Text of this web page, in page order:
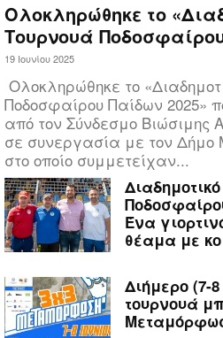
Ολοκληρώθηκε το
Τουρνουά
19 Ιουνίου 2025
Ολοκληρώθηκε το
Ποδοσφαίρου Παίδων 2025»
από τον Σύνδεσμο Βιώσιμης
σε συνεργασία με τον
στο οποίο συμμετείχαν...
Ένα
θέαμα με
Διήμερο (7-8
τουρνουά